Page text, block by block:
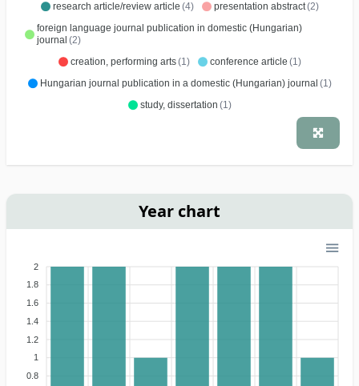
research article/review article (4) presentation abstract(2)
foreign language journal publication in domestic (Hungarian)
journal (2)
creation, performing arts(1) conference article (1)
Hungarian journal publication in a domestic (Hungarian) journal (1)
study, dissertation (1)
Year chart
2
1.8
1.6
1.4
1.2
1
0.8